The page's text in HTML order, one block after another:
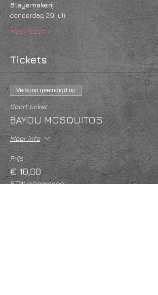
Bleyemakerij
donderdag 29 juli
Meer lezen >
Tickets
Verkoop geëindigd op
Soort ticket
BAYOU MOSQUITOS
Meer info
Prijs
€ 10,00
BTW inbegrepen